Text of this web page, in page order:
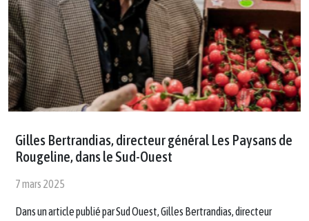
Gilles Bertrandias, directeur général Les Paysans de
Rougeline, dans le Sud-Ouest
7 mars 2025
Dans un article publié par Sud Ouest, Gilles Bertrandias, directeur